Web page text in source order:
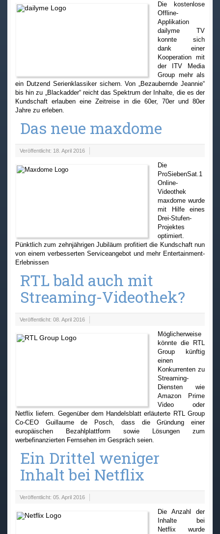
Die kostenlose
Offline-
Applikation
dailyme TV
konnte sich
dank einer
Kooperation mit
der ITV Media
Group mehr als
ein Dutzend Serienklassiker sichern. Von „Bezaubernde Jeannie“
bis hin zu „Blackadder“ reicht das Spektrum der Inhalte, die es der
Kundschaft erlauben eine Zeitreise in die 60er, 70er und 80er
Jahre zu erleben.
Das neue maxdome
Veröffentlicht: 18. April 2016
Die
ProSiebenSat.1
Online-
Videothek
maxdome wurde
mit Hilfe eines
Drei-Stufen-
Projektes
optimiert.
Pünktlich zum zehnjährigen Jubiläum profitiert die Kundschaft nun
von einem verbesserten Serviceangebot und mehr Entertainment-
Erlebnissen
RTL bald auch mit
Streaming-Videothek?
Veröffentlicht: 08. April 2016
Möglicherweise
könnte die RTL
Group künftig
einen
Konkurrenten zu
Streaming-
Diensten wie
Amazon Prime
Video oder
Netflix liefern. Gegenüber dem Handelsblatt erläuterte RTL Group
Co-CEO Guillaume de Posch, dass die Gründung einer
europäischen Bezahlplattform sowie Lösungen zum
werbefinanzierten Fernsehen im Gespräch seien.
Ein Drittel weniger
Inhalt bei Netflix
Veröffentlicht: 05. April 2016
Die Anzahl der
Inhalte bei
Netflix wurde